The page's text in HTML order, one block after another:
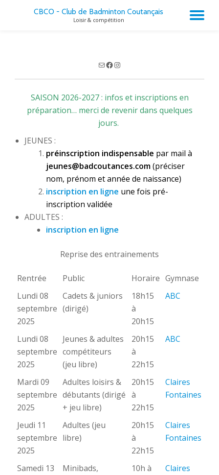
CBCO - Club de Badminton Coutançais
Loisir & compétition
E-Facebook
Instagram
SAISON 2026-2027 : infos et inscriptions en
préparation… merci de revenir dans quelques
jours.
JEUNES :
préinscription indispensable par mail à
jeunes@badcoutances.com(préciser
nom, prénom et année de naissance)
inscription en ligne une fois pré-
inscription validée
ADULTES :
inscription en ligne
Reprise des entrainements
Rentrée Public Horaire Gymnase
Lundi 08
septembre
2025
Cadets & juniors
(dirigé)
18h15
à
20h15
ABC
Lundi 08
septembre
2025
Jeunes & adultes
compétiteurs
(jeu libre)
20h15
à
22h15
ABC
Mardi 09
septembre
2025
Adultes loisirs &
débutants (dirigé
+ jeu libre)
20h15
à
22h15
Claires
Fontaines
Jeudi 11
septembre
2025
Adultes (jeu
libre)
20h15
à
22h15
Claires
Fontaines
Samedi 13
Minibads,
10h à
Claires